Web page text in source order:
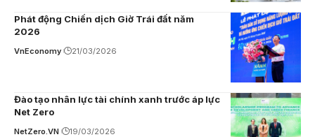
Phát động Chiến dịch Giờ Trái đất năm
2026
VnEconomy 21/03/2026
Đào tạo nhân lực tài chính xanh trước áp lực
Net Zero
NetZero.VN 19/03/2026